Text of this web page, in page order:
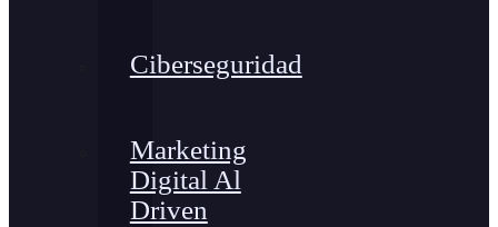
Ciberseguridad
Marketing
Digital Al
Driven